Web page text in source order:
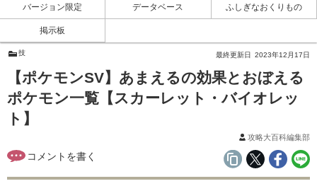
バージョン限定 データベース ふしぎなおくりもの
掲示板
技 最終更新日 2023年12月17日
【ポケモンSV】あまえるの効果とおぼえる
ポケモン一覧【スカーレット・バイオレッ
ト】
攻略大百科編集部